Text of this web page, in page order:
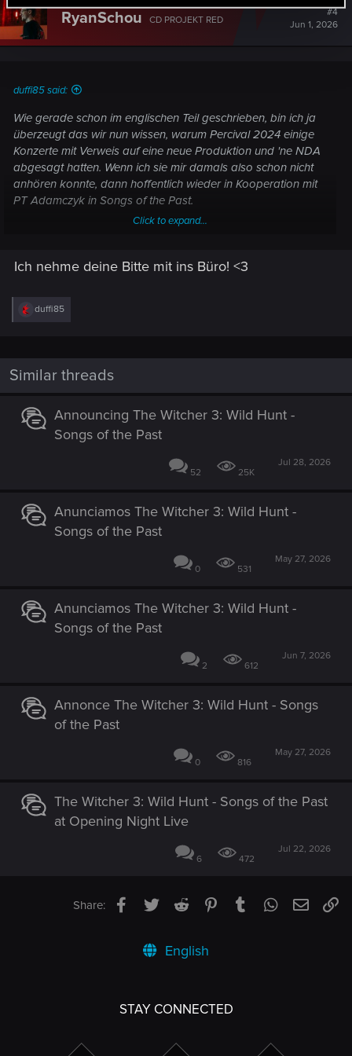
RyanSchou CD PROJEKT RED
#4
Jun 1, 2026
duffi85 said:
Wie gerade schon im englischen Teil geschrieben, bin ich ja
überzeugt das wir nun wissen, warum Percival 2024 einige
Konzerte mit Verweis auf eine neue Produktion und 'ne NDA
abgesagt hatten. Wenn ich sie mir damals also schon nicht
anhören konnte, dann hoffentlich wieder in Kooperation mit
PT Adamczyk in Songs of the Past.
Skellige Gwent Deck enthält. Mit Download Code natürlich
Hauptsache das fehlende Deck komplettiert die Sammlung.
Das geht doch klar oder? Okay? Habe vollstes Vertrauen!
Click to expand...
Ich nehme deine Bitte mit ins Büro! <3
R
e
t
i
o
n
s
:
duffi85
Similar threads
Announcing The Witcher 3: Wild Hunt -
Songs of the Past
52 25K
Jul 28, 2026
Anunciamos The Witcher 3: Wild Hunt -
Songs of the Past
0 531
May 27, 2026
Anunciamos The Witcher 3: Wild Hunt -
Songs of the Past
2 612
Jun 7, 2026
Annonce The Witcher 3: Wild Hunt - Songs
of the Past
0 816
May 27, 2026
The Witcher 3: Wild Hunt - Songs of the Past
at Opening Night Live
6 472
Jul 22, 2026
Share: Facebook
TwitterReddit PinterestTumblrWhatsApp
Email
English
STAY CONNECTED